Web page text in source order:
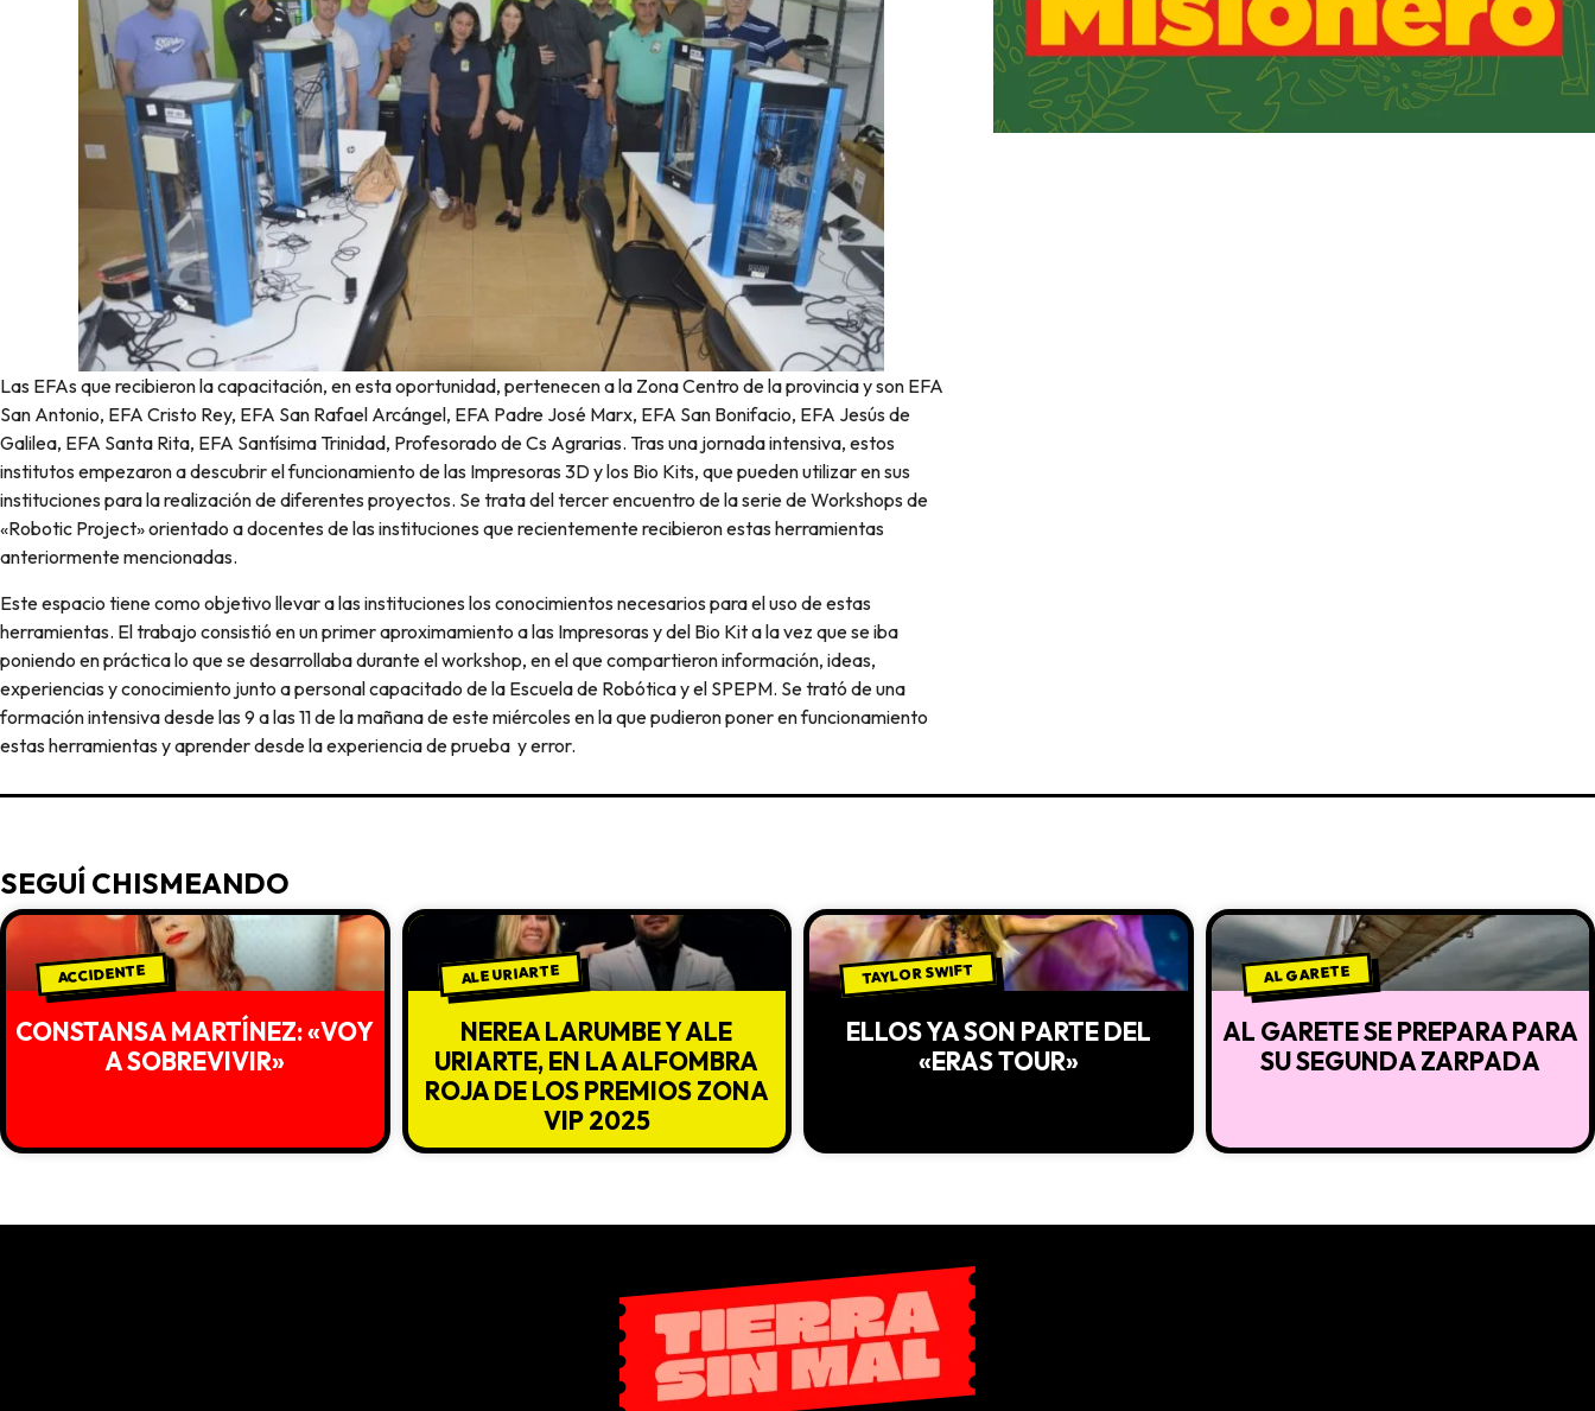
Las EFAs que recibieron la capacitación, en esta oportunidad, pertenecen a la Zona Centro de la provincia y son EFA
San Antonio, EFA Cristo Rey, EFA San Rafael Arcángel, EFA Padre José Marx, EFA San Bonifacio, EFA Jesús de
Galilea, EFA Santa Rita, EFA Santísima Trinidad, Profesorado de Cs Agrarias. Tras una jornada intensiva, estos
institutos empezaron a descubrir el funcionamiento de las Impresoras 3D y los Bio Kits, que pueden utilizar en sus
instituciones para la realización de diferentes proyectos. Se trata del tercer encuentro de la serie de Workshops de
«Robotic Project» orientado a docentes de las instituciones que recientemente recibieron estas herramientas
anteriormente mencionadas.
Este espacio tiene como objetivo llevar a las instituciones los conocimientos necesarios para el uso de estas
herramientas. El trabajo consistió en un primer aproximamiento a las Impresoras y del Bio Kit a la vez que se iba
poniendo en práctica lo que se desarrollaba durante el workshop, en el que compartieron información, ideas,
experiencias y conocimiento junto a personal capacitado de la Escuela de Robótica y el SPEPM. Se trató de una
formación intensiva desde las 9 a las 11 de la mañana de este miércoles en la que pudieron poner en funcionamiento
estas herramientas y aprender desde la experiencia de prueba y error.
SEGUÍ CHISMEANDO
ACCIDENTE
CONSTANSA MARTÍNEZ: «VOY
A SOBREVIVIR»
ALE URIARTE
NEREA LARUMBE Y ALE
URIARTE, EN LA ALFOMBRA
ROJA DE LOS PREMIOS ZONA
VIP 2025
TAYLOR SWIFT
ELLOS YA SON PARTE DEL
«ERAS TOUR»
AL GARETE
AL GARETE SE PREPARA PARA
SU SEGUNDA ZARPADA